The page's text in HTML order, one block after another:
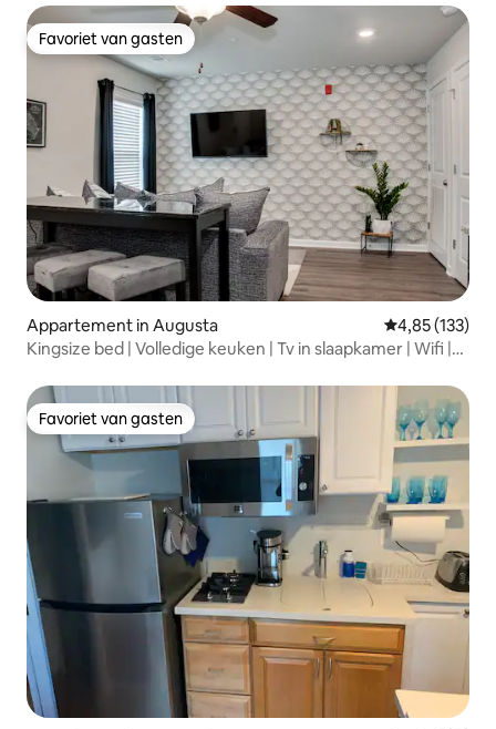
Favoriet van gasten
Favoriet van gasten
Appartement in Augusta Gemiddelde
4,85 (133)
Kingsize bed | Volledige keuken | Tv in slaapkamer | Wifi |
Favoriet van gasten
Favoriet van gasten